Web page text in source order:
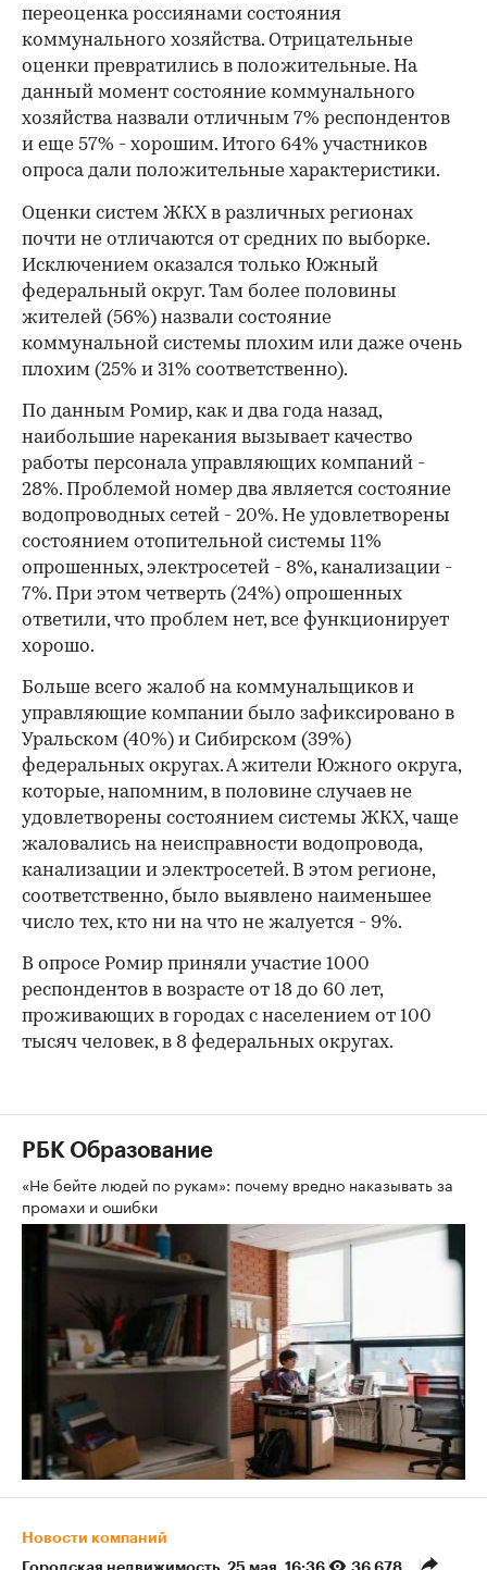
переоценка россиянами состояния
коммунального хозяйства. Отрицательные
оценки превратились в положительные. На
данный момент состояние коммунального
хозяйства назвали отличным 7% респондентов
и еще 57% - хорошим. Итого 64% участников
опроса дали положительные характеристики.
/ 00:00
Оценки систем ЖКХ в различных регионах
почти не отличаются от средних по выборке.
Исключением оказался только Южный
федеральный округ. Там более половины
жителей (56%) назвали состояние
коммунальной системы плохим или даже очень
плохим (25% и 31% соответственно).
По данным Ромир, как и два года назад,
наибольшие нарекания вызывает качество
работы персонала управляющих компаний -
28%. Проблемой номер два является состояние
водопроводных сетей - 20%. Не удовлетворены
состоянием отопительной системы 11%
опрошенных, электросетей - 8%, канализации -
7%. При этом четверть (24%) опрошенных
ответили, что проблем нет, все функционирует
хорошо.
Больше всего жалоб на коммунальщиков и
управляющие компании было зафиксировано в
Уральском (40%) и Сибирском (39%)
федеральных округах. А жители Южного округа,
которые, напомним, в половине случаев не
удовлетворены состоянием системы ЖКХ, чаще
жаловались на неисправности водопровода,
канализации и электросетей. В этом регионе,
соответственно, было выявлено наименьшее
число тех, кто ни на что не жалуется - 9%.
В опросе Ромир приняли участие 1000
респондентов в возрасте от 18 до 60 лет,
проживающих в городах с населением от 100
тысяч человек, в 8 федеральных округах.
РБК Образование
«Не бейте людей по рукам»: почему вредно наказывать за
промахи и ошибки
Новости компаний